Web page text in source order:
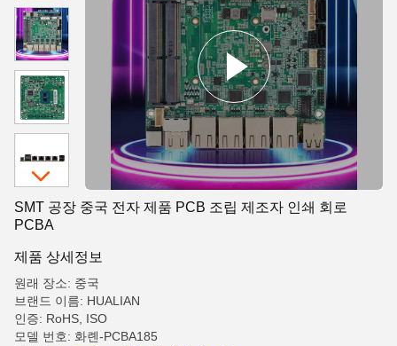
SMT 공장 중국 전자 제품 PCB 조립 제조자 인쇄 회로
PCBA
제품 상세정보
원래 장소: 중국
브랜드 이름: HUALIAN
인증: RoHS, ISO
모델 번호: 화롄-PCBA185